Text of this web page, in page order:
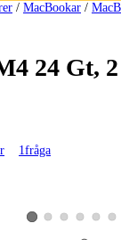
/ MacBookar /
24 Gt,
1fråga
Visa produktbild 1
Visa produktbild 2
Visa produktbild 3
Visa Visa